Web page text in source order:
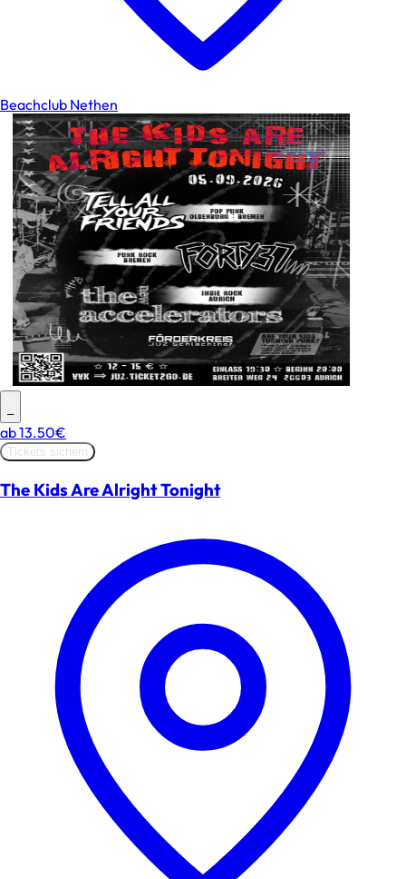
Beachclub Nethen
–
ab13.50€
Tickets sichern
The Kids Are Alright Tonight